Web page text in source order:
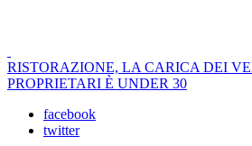
RISTORAZIONE, LA CARICA DEI
PROPRIETARI È UNDER 30
facebook
twitter